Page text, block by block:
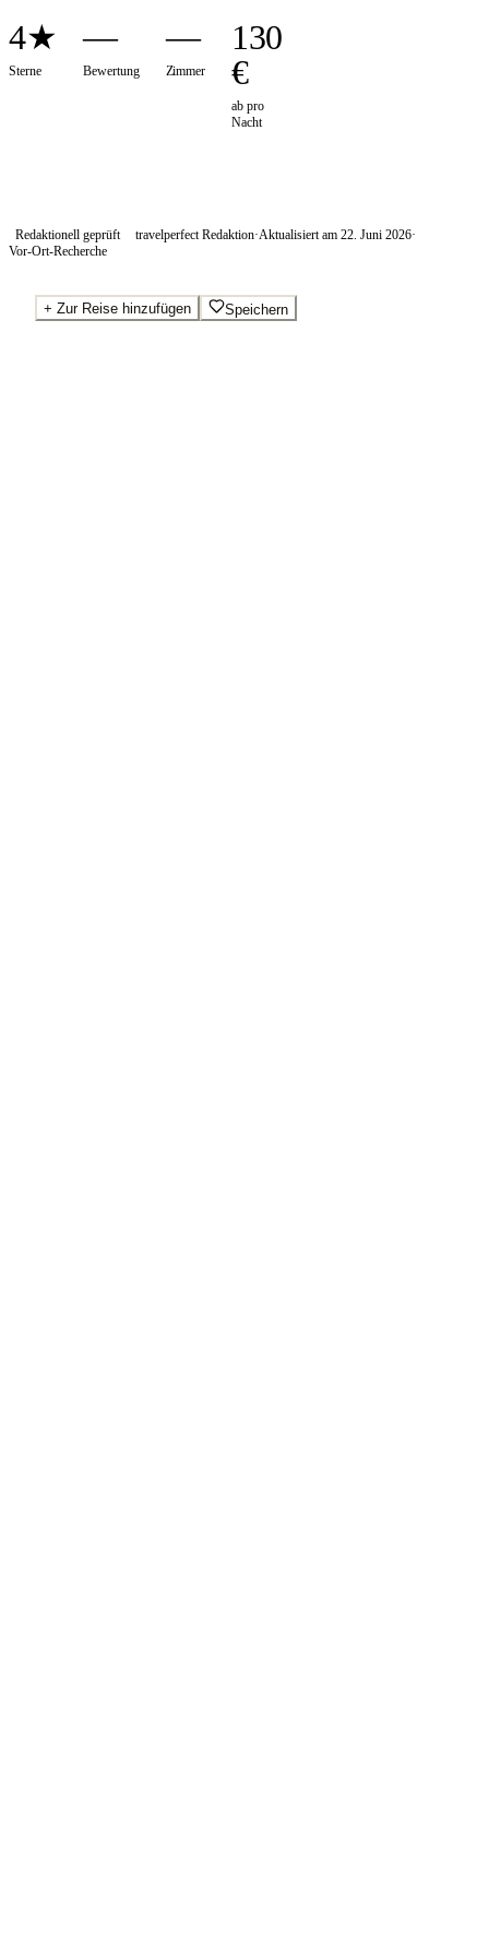
4★
Sterne
—
Bewertung
—
Zimmer
130
€
ab pro
Nacht
Redaktionell geprüft travelperfect Redaktion·Aktualisiert am 22. Juni 2026·
Vor-Ort-Recherche
+ Zur Reise hinzufügen Speichern